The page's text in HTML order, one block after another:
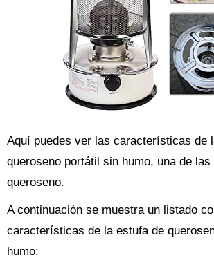
Aquí puedes ver las características de
queroseno portátil sin humo, una de
queroseno.
A continuación se muestra un listado
características de la estufa de
humo: